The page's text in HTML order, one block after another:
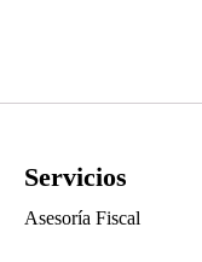
Servicios
Asesoría Fiscal